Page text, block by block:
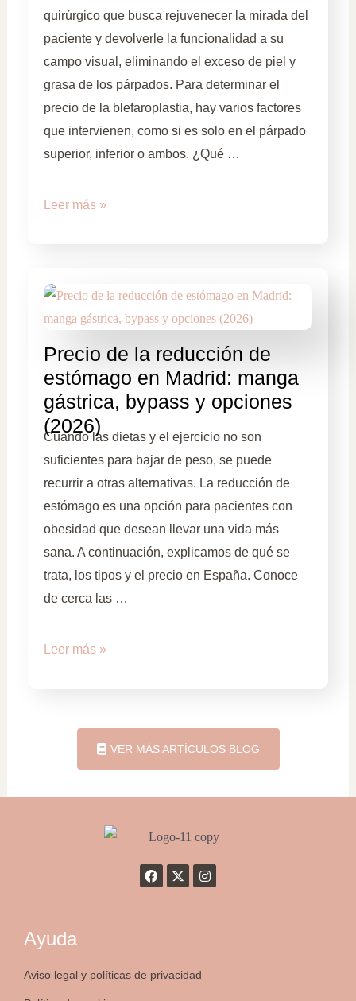
quirúrgico que busca rejuvenecer la mirada del
paciente y devolverle la funcionalidad a su
campo visual, eliminando el exceso de piel y
grasa de los párpados. Para determinar el
precio de la blefaroplastia, hay varios factores
que intervienen, como si es solo en el párpado
superior, inferior o ambos. ¿Qué …
Leer más »
Precio de la reducción de
estómago en Madrid: manga
gástrica, bypass y opciones
(2026)
Cuando las dietas y el ejercicio no son
suficientes para bajar de peso, se puede
recurrir a otras alternativas. La reducción de
estómago es una opción para pacientes con
obesidad que desean llevar una vida más
sana. A continuación, explicamos de qué se
trata, los tipos y el precio en España. Conoce
de cerca las …
Leer más »
VER MÁS ARTÍCULOS BLOG
Ayuda
Aviso legal y políticas de privacidad